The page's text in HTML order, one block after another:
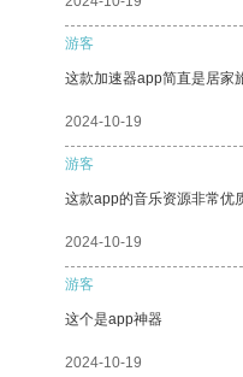
游客
这款加速器app简直是居家
2024-10-19
游客
这款app的音乐资源非常优
2024-10-19
游客
这个是app神器
2024-10-19